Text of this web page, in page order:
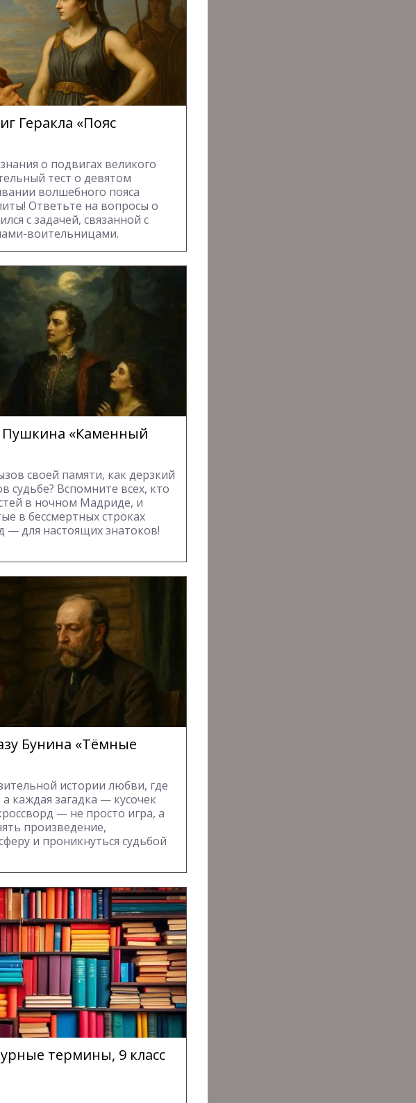
Геракла «Пояс
о подвигах великого
тест о девятом
волшебного пояса
Ответьте на вопросы о
с задачей, связанной с
воительницами.
Пушкина «Каменный
своей памяти, как дерзкий
судьбе? Вспомните всех, кто
в ночном Мадриде, и
в бессмертных строках
— для настоящих знатоков!
Бунина «Тёмные
истории любви, где
каждая загадка — кусочек
— не просто игра, а
произведение,
и проникнуться судьбой
термины, 9 класс